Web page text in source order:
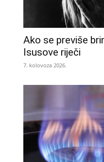
Ako se previše
Isusove riječi
7. kolovoza 2026.